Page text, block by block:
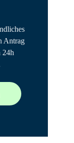
Antrag
24h